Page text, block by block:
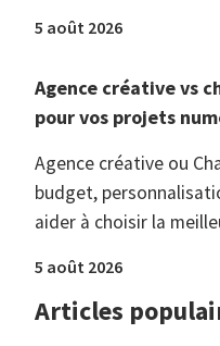
5 août 2026
Agence créative vs
pour vos projets
Agence créative ou
budget,
aider à choisir la
5 août 2026
Articles